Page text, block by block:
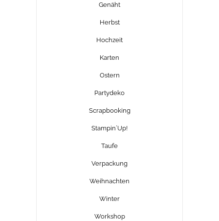
Genäht
Herbst
Hochzeit
Karten
Ostern
Partydeko
Scrapbooking
Stampin´Up!
Taufe
Verpackung
Weihnachten
Winter
Workshop